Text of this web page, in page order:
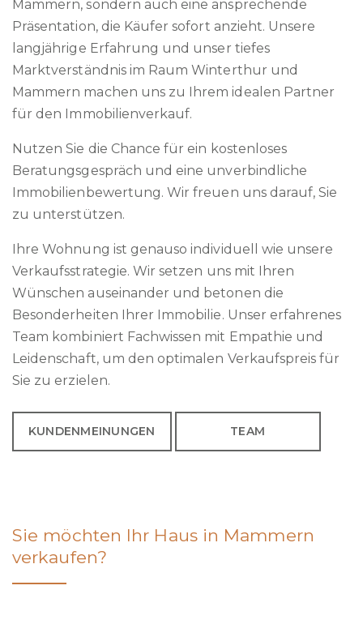
Mammern, sondern auch eine ansprechende
Präsentation, die Käufer sofort anzieht. Unsere
langjährige Erfahrung und unser tiefes
Marktverständnis im Raum Winterthur und
Mammern machen uns zu Ihrem idealen Partner
für den Immobilienverkauf.
Nutzen Sie die Chance für ein kostenloses
Beratungsgespräch und eine unverbindliche
Immobilienbewertung. Wir freuen uns darauf, Sie
zu unterstützen.
Ihre Wohnung ist genauso individuell wie unsere
Verkaufsstrategie. Wir setzen uns mit Ihren
Wünschen auseinander und betonen die
Besonderheiten Ihrer Immobilie. Unser erfahrenes
Team kombiniert Fachwissen mit Empathie und
Leidenschaft, um den optimalen Verkaufspreis für
Sie zu erzielen.
KUNDENMEINUNGEN TEAM
Sie möchten Ihr Haus in Mammern
verkaufen?